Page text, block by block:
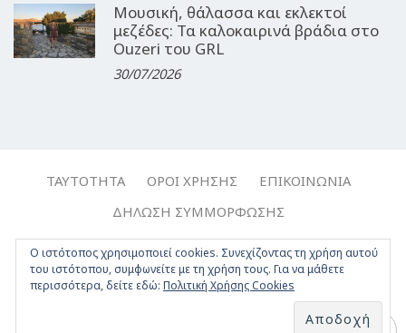
Μουσική, θάλασσα και εκλεκτοί
μεζέδες: Τα καλοκαιρινά βράδια στο
Ouzeri του GRL
30/07/2026
ΤΑΥΤΌΤΗΤΑ ΌΡΟΙ ΧΡΉΣΗΣ
ΕΠΙΚΟΙΝΩΝΊΑ
ΔΉΛΩΣΗ ΣΥΜΜΌΡΦΩΣΗΣ
Copyright © 2017-2026, Travelgirl.gr | All rights reserved.
Crafted byApptime.
Youtube
Ο ιστότοπος χρησιμοποιεί cookies. Συνεχίζοντας τη χρήση αυτού
του ιστότοπου, συμφωνείτε με τη χρήση τους. Για να μάθετε
περισσότερα, δείτε εδώ: Πολιτική Χρήσης Cookies